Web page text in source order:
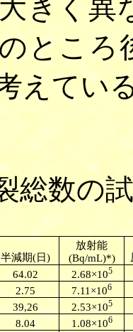
きく
ところ
えてい
数の
半減期(日)
放射能
(Bq/mL)*)
64.02 2.68×105
2.75 7.11×106
39,26 2.53×105
8.04 1.08×106